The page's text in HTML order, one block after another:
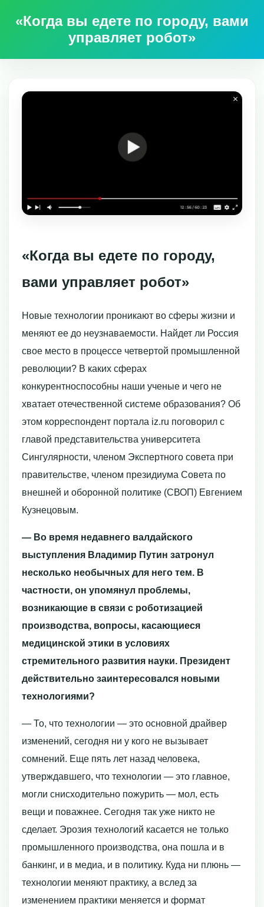
«Когда вы едете по городу, вами
управляет робот»
«Когда вы едете по городу,
вами управляет робот»
Новые технологии проникают во сферы жизни и
меняют ее до неузнаваемости. Найдет ли Россия
свое место в процессе четвертой промышленной
революции? В каких сферах
конкурентноспособны наши ученые и чего не
хватает отечественной системе образования? Об
этом корреспондент портала iz.ru поговорил с
главой представительства университета
Сингулярности, членом Экспертного совета при
правительстве, членом президиума Совета по
внешней и оборонной политике (СВОП) Евгением
Кузнецовым.
— Во время недавнего валдайского
выступления Владимир Путин затронул
несколько необычных для него тем. В
частности, он упомянул проблемы,
возникающие в связи с роботизацией
производства, вопросы, касающиеся
медицинской этики в условиях
стремительного развития науки. Президент
действительно заинтересовался новыми
технологиями?
— То, что технологии — это основной драйвер
изменений, сегодня ни у кого не вызывает
сомнений. Еще пять лет назад человека,
утверждавшего, что технологии — это главное,
могли снисходительно пожурить — мол, есть
вещи и поважнее. Сегодня так уже никто не
сделает. Эрозия технологий касается не только
промышленного производства, она пошла и в
банкинг, и в медиа, и в политику. Куда ни плюнь —
технологии меняют практику, а вслед за
изменением практики меняется и формат